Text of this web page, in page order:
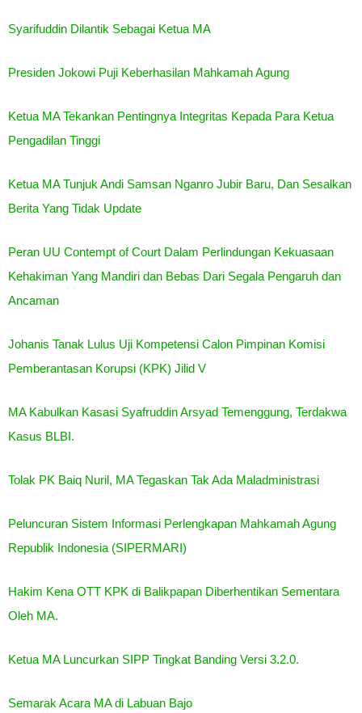
Syarifuddin Dilantik Sebagai Ketua MA
Presiden Jokowi Puji Keberhasilan Mahkamah Agung
Ketua MA Tekankan Pentingnya Integritas Kepada Para Ketua
Pengadilan Tinggi
Ketua MA Tunjuk Andi Samsan Nganro Jubir Baru, Dan Sesalkan
Berita Yang Tidak Update
Peran UU Contempt of Court Dalam Perlindungan Kekuasaan
Kehakiman Yang Mandiri dan Bebas Dari Segala Pengaruh dan
Ancaman
Johanis Tanak Lulus Uji Kompetensi Calon Pimpinan Komisi
Pemberantasan Korupsi (KPK) Jilid V
MA Kabulkan Kasasi Syafruddin Arsyad Temenggung, Terdakwa
Kasus BLBI.
Tolak PK Baiq Nuril, MA Tegaskan Tak Ada Maladministrasi
Peluncuran Sistem Informasi Perlengkapan Mahkamah Agung
Republik Indonesia (SIPERMARI)
Hakim Kena OTT KPK di Balikpapan Diberhentikan Sementara
Oleh MA.
Ketua MA Luncurkan SIPP Tingkat Banding Versi 3.2.0.
Semarak Acara MA di Labuan Bajo